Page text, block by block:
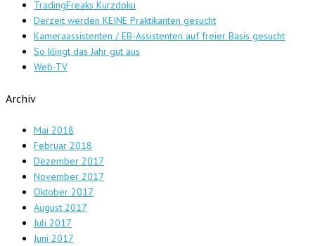
TradingFreaks Kurzdoku
Derzeit werden KEINE Praktikanten gesucht
Kameraassistenten / EB-Assistenten auf freier Basis gesucht
So klingt das Jahr gut aus
Web-TV
Archiv
Mai 2018
Februar 2018
Dezember 2017
November 2017
Oktober 2017
August 2017
Juli 2017
Juni 2017